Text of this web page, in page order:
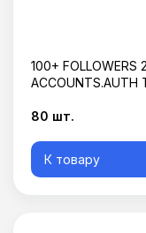
100+ FOLLOWERS
ACCOUNTS.AUTH
80 шт.
К товару